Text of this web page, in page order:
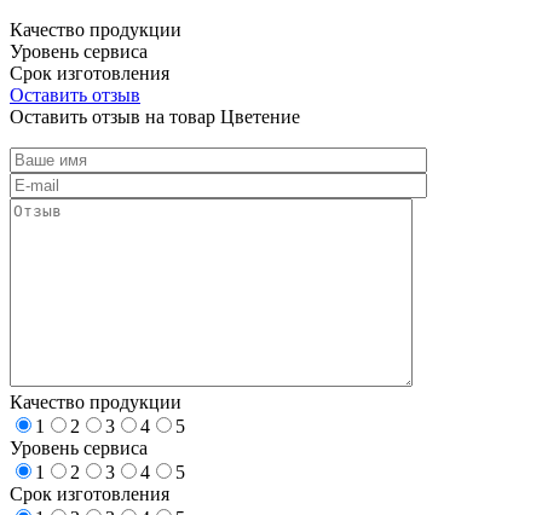
Качество продукции
Уровень сервиса
Срок изготовления
Оставить отзыв
Оставить отзыв на товар Цветение
Качество продукции
1
2 3 4
5
Уровень сервиса
1
2 3 4
5
Срок изготовления